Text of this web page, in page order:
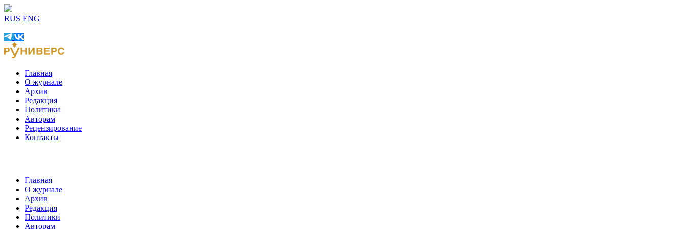
RUS ENG
Главная
О журнале
Архив
Редакция
Политики
Авторам
Рецензирование
Контакты
Главная
О журнале
Архив
Редакция
Политики
Авторам